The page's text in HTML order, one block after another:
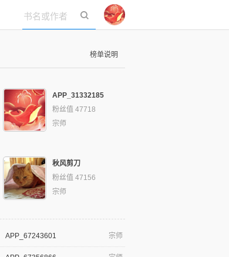
榜单说明
APP_31332185
粉丝值 47718
宗师
秋风剪刀
粉丝值 47156
宗师
APP_67243601 宗师